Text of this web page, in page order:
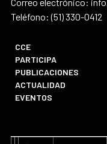
Teléfono: (51) 330-0412
CCE
PARTICIPA
PUBLICACIONES
ACTUALIDAD
EVENTOS